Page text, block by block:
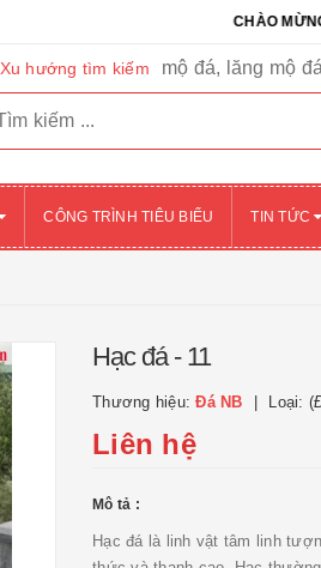
CHÀO MỪNG QUÝ
Xu hướng tìm kiếm mộ đá, lăng mộ
CÔNG TRÌNH TIÊU BIỂU TIN TỨC
Hạc đá - 11
Thương hiệu:Đá NB Loại: (
Liên hệ
Mô tả :
Hạc đá là linh vật tâm linh